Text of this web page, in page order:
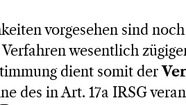
vorgesehen sind
wesentlich
dient somit der
des in Art. 17a IRSG